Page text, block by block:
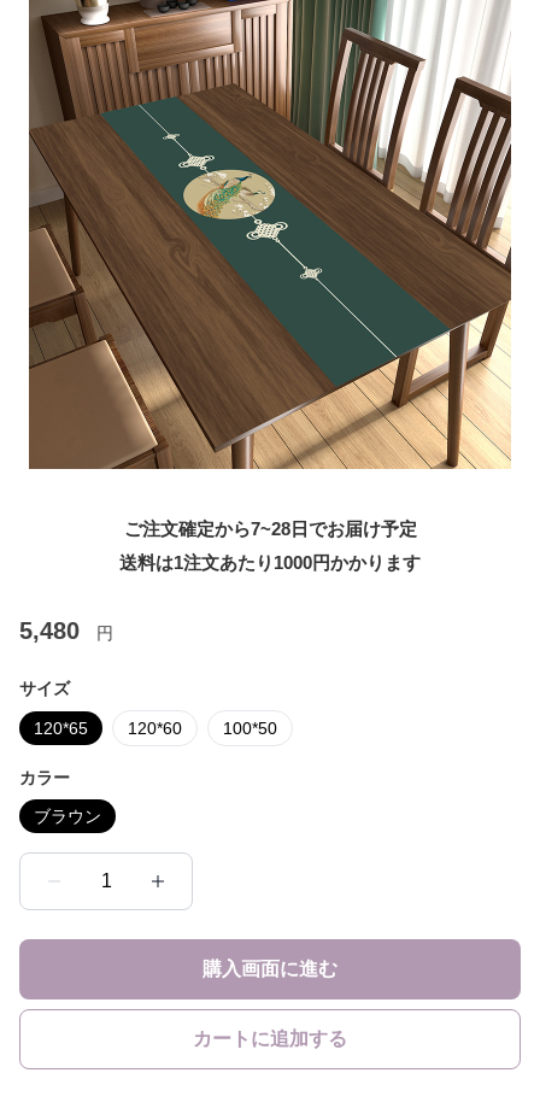
ご注文確定から7~28日でお届け予定
送料は1注文あたり 1000円かかります
5,480 円
サイズ
120*65 120*60 100*50
カラー
ブラウン
1
購入画面に進む
カートに追加する